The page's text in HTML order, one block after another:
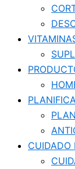
CUIDADO